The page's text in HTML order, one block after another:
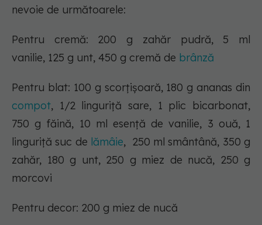
nevoie de următoarele:
Pentru cremă: 200 g zahăr pudră, 5 ml
vanilie, 125 g unt, 450 g cremă de brânză
Pentru blat: 100 g scorţişoară, 180 g ananas din
compot, 1/2 linguriță sare, 1 plic bicarbonat,
750 g făină, 10 ml esență de vanilie, 3 ouă, 1
linguriță suc de lămâie, 250 ml smântână, 350 g
zahăr, 180 g unt, 250 g miez de nucă, 250 g
morcovi
Pentru decor: 200 g miez de nucă